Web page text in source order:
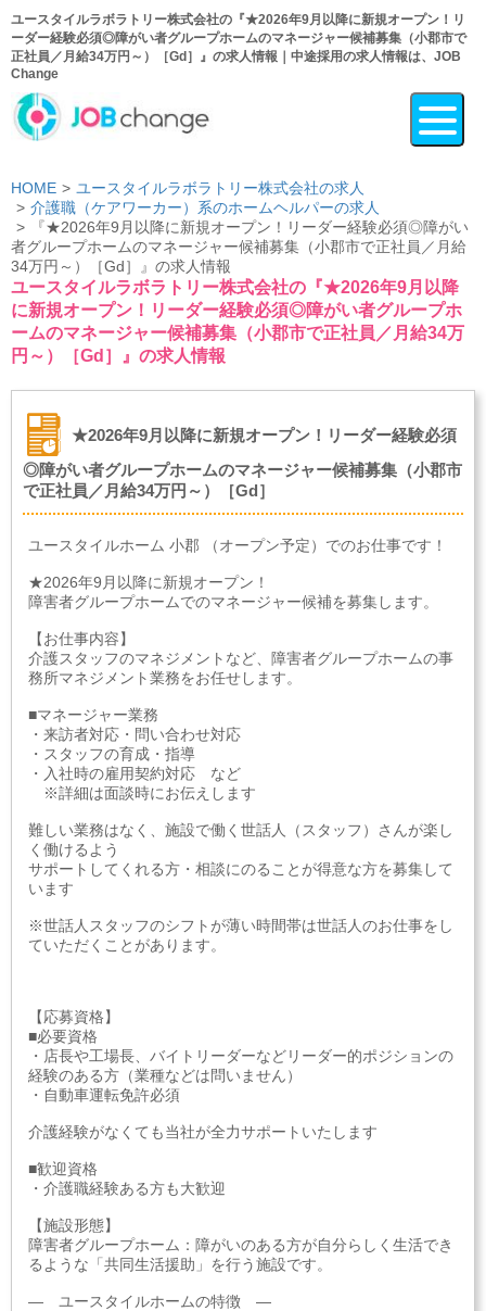
ユースタイルラボラトリー株式会社の『★2026年9月以降に新規オープン！リ
ーダー経験必須◎障がい者グループホームのマネージャー候補募集（小郡市で
正社員／月給34万円～）［Gd］』の求人情報｜中途採用の求人情報は、JOB
Change
HOME
ユースタイルラボラトリー株式会社の求人
介護職（ケアワーカー）系のホームヘルパーの求人
『★2026年9月以降に新規オープン！リーダー経験必須◎障がい
者グループホームのマネージャー候補募集（小郡市で正社員／月給
34万円～）［Gd］』の求人情報
ユースタイルラボラトリー株式会社の『★2026年9月以降
に新規オープン！リーダー経験必須◎障がい者グループホ
ームのマネージャー候補募集（小郡市で正社員／月給34万
円～）［Gd］』の求人情報
★2026年9月以降に新規オープン！リーダー経験必須
◎障がい者グループホームのマネージャー候補募集（小郡市
で正社員／月給34万円～）［Gd］
ユースタイルホーム 小郡 （オープン予定）でのお仕事です！
★2026年9月以降に新規オープン！
障害者グループホームでのマネージャー候補を募集します。
【お仕事内容】
介護スタッフのマネジメントなど、障害者グループホームの事
務所マネジメント業務をお任せします。
■マネージャー業務
・来訪者対応・問い合わせ対応
・スタッフの育成・指導
・入社時の雇用契約対応 など
※詳細は面談時にお伝えします
難しい業務はなく、施設で働く世話人（スタッフ）さんが楽し
く働けるよう
サポートしてくれる方・相談にのることが得意な方を募集して
います
※世話人スタッフのシフトが薄い時間帯は世話人のお仕事をし
ていただくことがあります。
【応募資格】
■必要資格
・店長や工場長、バイトリーダーなどリーダー的ポジションの
経験のある方（業種などは問いません）
・自動車運転免許必須
介護経験がなくても当社が全力サポートいたします
■歓迎資格
・介護職経験ある方も大歓迎
【施設形態】
障害者グループホーム：障がいのある方が自分らしく生活でき
るような「共同生活援助」を行う施設です。
― ユースタイルホームの特徴 ―